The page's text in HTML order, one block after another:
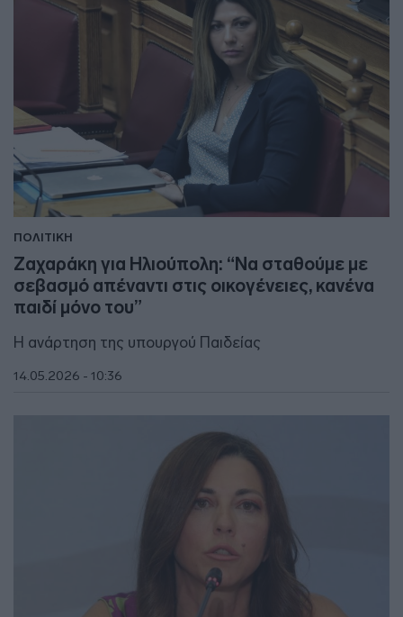
ΠΟΛΙΤΙΚΗ
Ζαχαράκη για Ηλιούπολη: “Να σταθούμε με
σεβασμό απέναντι στις οικογένειες, κανένα
παιδί μόνο του”
Η ανάρτηση της υπουργού Παιδείας
14.05.2026 - 10:36